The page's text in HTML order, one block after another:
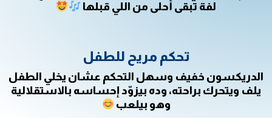
لفة تبقى أحلى من اللي قبلها
تحكم مريح للطفل
الدريكسون خفيف وسهل التحكم عشان يخلي الطفل
يلف ويتحرك براحته، وده بيزوّد إحساسه بالاستقلالية
وهو بيلعب